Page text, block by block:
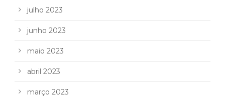
julho 2023
junho 2023
maio 2023
abril 2023
março 2023